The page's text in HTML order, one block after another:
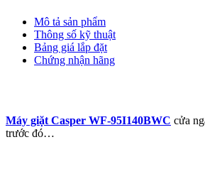
Mô tả sản phẩm
Thông số kỹ thuật
Bảng giá lắp đặt
Chứng nhận hãng
Máy giặt Casper WF-95I140BWC cửa
trước đó…